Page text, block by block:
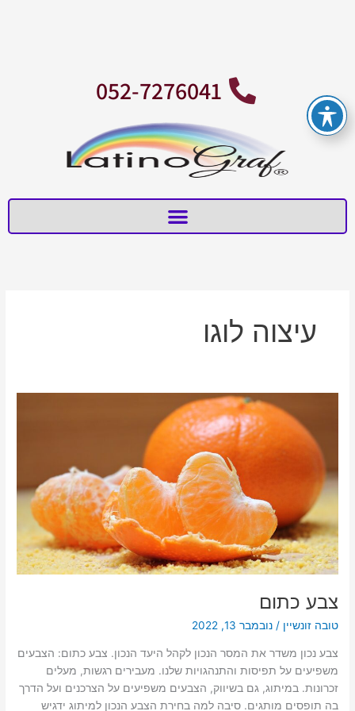
052-7276041
עיצוה לוגו
צבע כתום
טובה זונשיין/נובמבר 13, 2022
צבע נכון משדר את המסר הנכון לקהל היעד הנכון. צבע כתום: הצבעים
משפיעים על תפיסות והתנהגויות שלנו. מעבירים רגשות, מעלים
זכרונות. במיתוג, גם בשיווק, הצבעים משפיעים על הצרכנים ועל הדרך
בה תופסים מותגים. סיבה למה בחירת הצבע הנכון למיתוג ידגיש